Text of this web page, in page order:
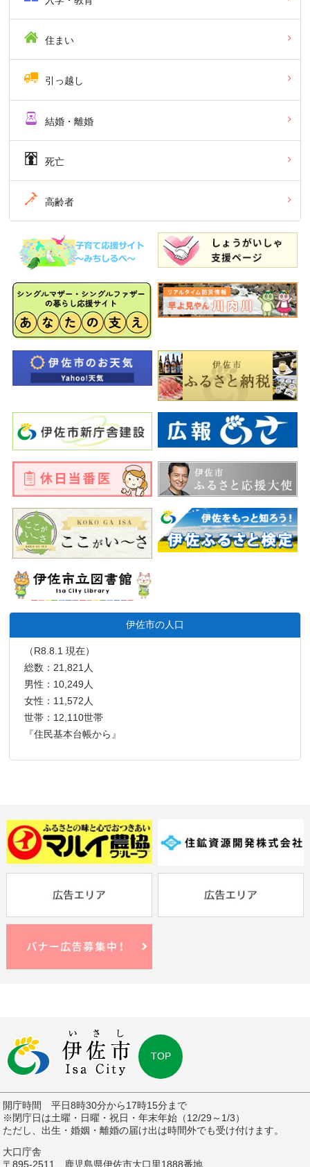
住まい
引っ越し
結婚・離婚
死亡
高齢者
伊佐市の人口
（R8.8.1 現在）
総数：21,821人
男性：10,249人
女性：11,572人
世帯：12,110世帯
『住民基本台帳から』
TOP
開庁時間 平日8時30分から17時15分まで
※閉庁日は土曜・日曜・祝日・年末年始（12/29～1/3）
ただし、出生・婚姻・離婚の届け出は時間外でも受け付けます。
大口庁舎
〒895-2511 鹿児島県伊佐市大口里1888番地